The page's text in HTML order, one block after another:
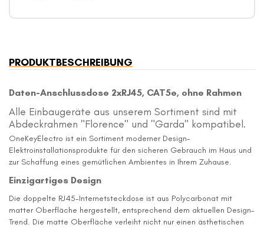
PRODUKTBESCHREIBUNG
Daten-Anschlussdose 2xRJ45, CAT5e, ohne Rahmen
Alle Einbaugeräte aus unserem Sortiment sind mit
Abdeckrahmen "Florence" und "Garda" kompatibel.
OneKeyElectro ist ein Sortiment moderner Design-
Elektroinstallationsprodukte für den sicheren Gebrauch im Haus und
zur Schaffung eines gemütlichen Ambientes in Ihrem Zuhause.
Einzigartiges Design
Die doppelte RJ45-Internetsteckdose ist aus Polycarbonat mit
matter Oberfläche hergestellt, entsprechend dem aktuellen Design-
Trend. Die matte Oberfläche verleiht nicht nur einen ästhetischen